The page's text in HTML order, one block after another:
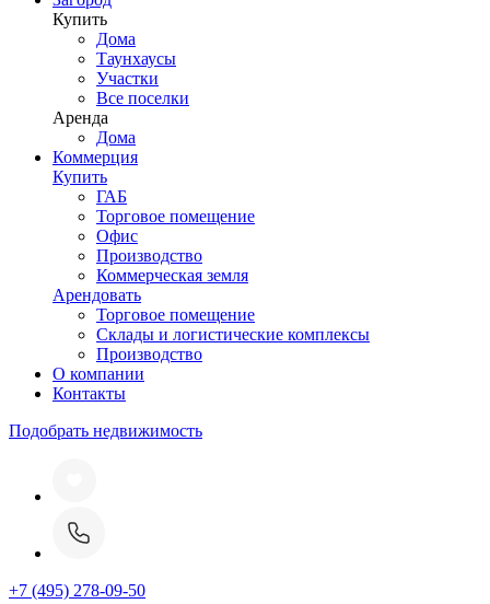
Купить
Дома
Таунхаусы
Участки
Все поселки
Аренда
Дома
Коммерция
Купить
ГАБ
Торговое помещение
Офис
Производство
Коммерческая земля
Арендовать
Торговое помещение
Склады и логистические комплексы
Производство
О компании
Контакты
Подобрать недвижимость
+7 (495) 278-09-50